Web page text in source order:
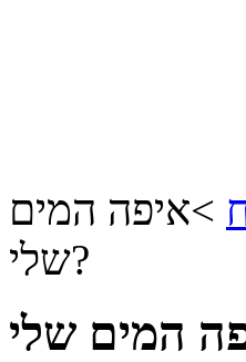
>איפה המים
שלי?